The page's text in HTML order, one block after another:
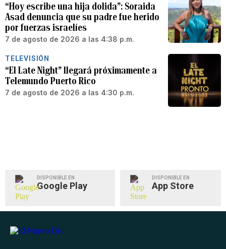
“Hoy escribe una hija dolida”: Soraida
Asad denuncia que su padre fue herido
por fuerzas israelíes
7 de agosto de 2026 a las 4:38 p.m.
TELEVISIÓN
“El Late Night” llegará próximamente a
Telemundo Puerto Rico
7 de agosto de 2026 a las 4:30 p.m.
DISPONIBLE EN
Google Play
DISPONIBLE EN
App Store